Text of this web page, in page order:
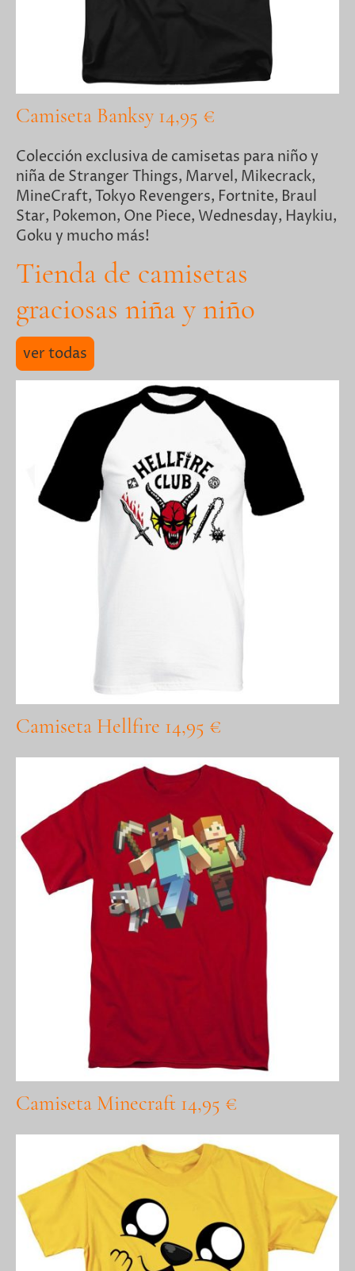
Camiseta Banksy 14,95 €
Colección exclusiva de camisetas para niño y
niña de Stranger Things, Marvel, Mikecrack,
MineCraft, Tokyo Revengers, Fortnite, Braul
Star, Pokemon, One Piece, Wednesday, Haykiu,
Goku y mucho más!
Tienda de camisetas
graciosas niña y niño
Camiseta Hellfire 14,95 €
ver todas
Camiseta Minecraft 14,95 €